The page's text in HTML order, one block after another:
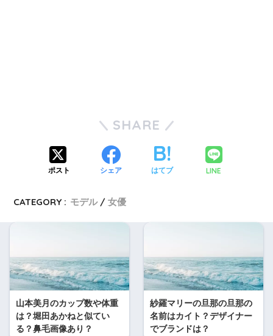
SHARE
ポスト シェア はてブ LINE
CATEGORY : モデル 女優
山本美月のカップ数や体重
は？堀田あかねと似てい
る？鼻毛画像あり？
紗羅マリーの旦那の旦那の
名前はカイト？デザイナー
でブランドは？